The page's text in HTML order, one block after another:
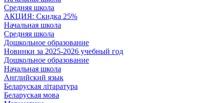
Средняя школа
АКЦИЯ: Скидка 25%
Начальная школа
Средняя школа
Дошкольное образование
Новинки за 2025-2026 учебный год
Дошкольное образование
Начальная школа
Английский язык
Беларуская літаратура
Беларуская мова